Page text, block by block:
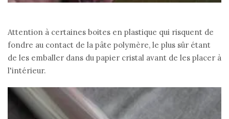
Attention à certaines boites en plastique qui risquent de
fondre au contact de la pâte polymère, le plus sûr étant
de les emballer dans du papier cristal avant de les placer à
l'intérieur.